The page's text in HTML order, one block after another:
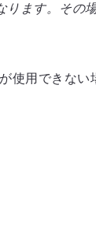
ます。そ
使用できない